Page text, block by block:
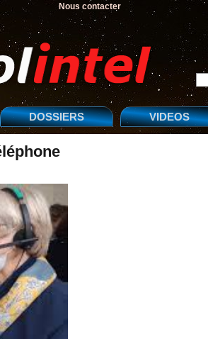
Nous contacter
DOSSIERS VIDEOS